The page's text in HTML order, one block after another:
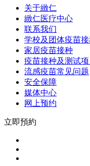
关于緻仁
緻仁医疗中心
联系我们
学校及团体疫苗接
家居疫苗接种
疫苗接种及测试项
流感疫苗常见问题
安全保障
媒体中心
网上预约
立即預約